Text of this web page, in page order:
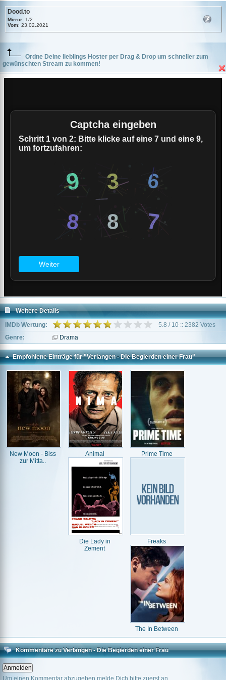
Dood.to
Mirror: 1/2
Vom: 23.02.2021
Ordne Deine lieblings Hoster per Drag & Drop um schneller zum
gewünschten Stream zu kommen!
Weitere Details
IMDb Wertung:
5.8 / 10 :: 2382 Votes
Genre:
Drama
Empfohlene Einträge für "Verlangen - Die Begierden einer Frau"
New Moon - Biss
zur Mitta..
Animal Prime Time
Die Lady in
Zement
Freaks
The In Between
Kommentare zu Verlangen - Die Begierden einer Frau
Um einen Kommentar abzugeben melde Dich bitte zuerst an.